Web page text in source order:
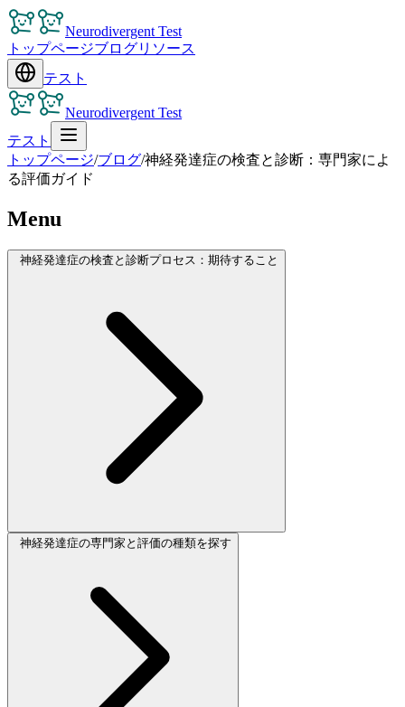
Neurodivergent Test
トップページブログリソース
テスト
Neurodivergent Test
テスト
トップページ/ブログ/神経発達症の検査と診断：専門家によ
る評価ガイド
Menu
神経発達症の検査と診断プロセス：期待すること
神経発達症の専門家と評価の種類を探す